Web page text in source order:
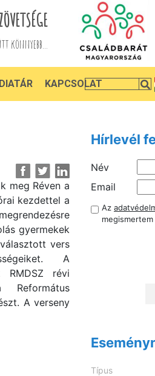
könnyebb...
KAPCSOLAT
meg Réven a
kezdettel a
gyermekek
vers
A
RMDSZ révi
A verseny
Hírlevél
Név
Email
Az
Típus